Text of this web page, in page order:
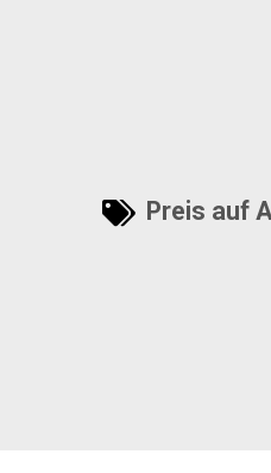
Preis auf